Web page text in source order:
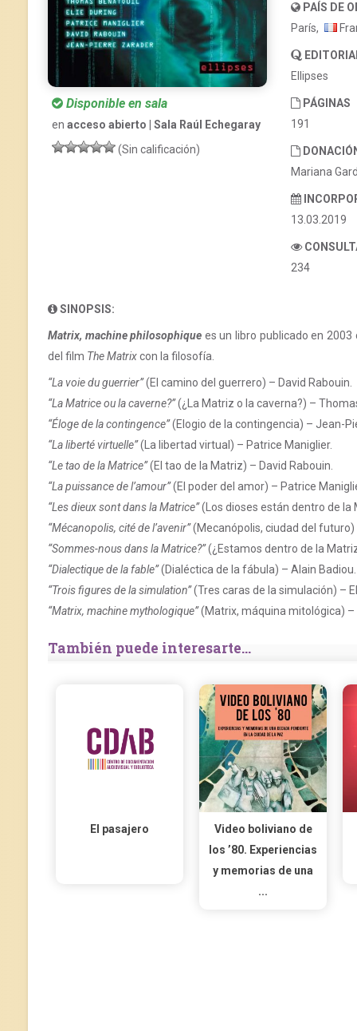
Disponible en sala
en acceso abierto | Sala Raúl Echegaray
(Sin calificación)
PAÍS DE
París,
Ellipses
PÁGINAS
191
Mariana
13.03.2019
234
SINOPSIS:
Matrix, machine philosophique es un libro publicado en
del film The Matrixcon la filosofía.
“La voie du guerrier”(El camino del guerrero) – David Rabouin.
“La Matrice ou la caverne?”(¿La Matriz o la caverna?) –
“Éloge de la contingence”(Elogio de la contingencia) – Jean-
“La liberté virtuelle”(La libertad virtual) – Patrice Maniglier.
“Le tao de la Matrice”(El tao de la Matriz) – David Rabouin.
“La puissance de l’amour”(El poder del amor) – Patrice
“Les dieux sont dans la Matrice”(Los dioses están dentro de la
“Mécanopolis, cité de l’avenir”(Mecanópolis, ciudad del futuro)
“Sommes-nous dans la Matrice?”(¿Estamos dentro de la
“Dialectique de la fable”(Dialéctica de la fábula) – Alain Badiou.
“Trois figures de la simulation”(Tres caras de la simulación) –
“Matrix, machine mythologique”(Matrix, máquina mitológica) –
También puede interesarte...
El pasajero
Video boliviano de
los ’80. Experiencias
y memorias de una
...